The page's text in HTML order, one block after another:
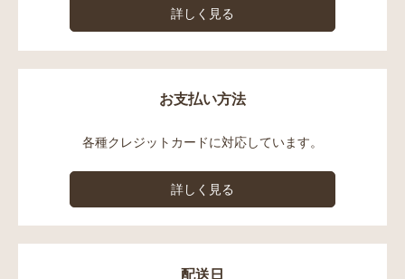
詳しく見る
お支払い方法
各種クレジットカードに対応しています。
詳しく見る
配送日